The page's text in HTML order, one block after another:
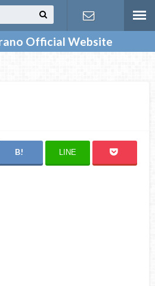
Official Website
お問い合わ
LINE